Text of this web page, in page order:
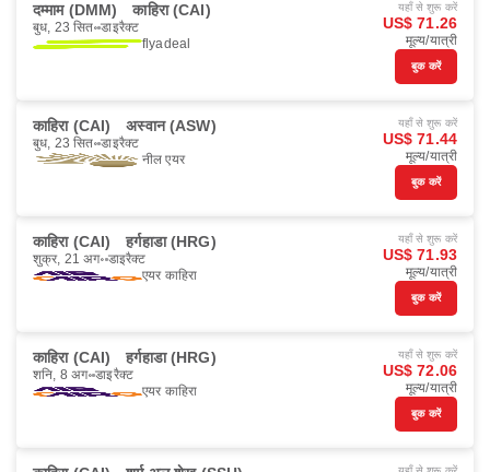
दम्माम (DMM) काहिरा (CAI)
बुध, 23 सित॰ डाइरैक्ट
flyadeal
यहाँ से शुरू करें
US$ 71.26
मूल्य/यात्री
बुक करें
काहिरा (CAI) अस्वान (ASW)
बुध, 23 सित॰ डाइरैक्ट
नील एयर
यहाँ से शुरू करें
US$ 71.44
मूल्य/यात्री
बुक करें
काहिरा (CAI) हर्गहाडा (HRG)
शुक्र, 21 अग॰ डाइरैक्ट
एयर काहिरा
यहाँ से शुरू करें
US$ 71.93
मूल्य/यात्री
बुक करें
काहिरा (CAI) हर्गहाडा (HRG)
शनि, 8 अग॰ डाइरैक्ट
एयर काहिरा
यहाँ से शुरू करें
US$ 72.06
मूल्य/यात्री
बुक करें